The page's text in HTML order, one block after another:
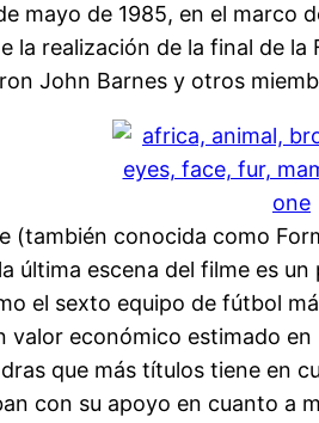
mayo de 1985, en el marco
realización de la final de
John Barnes y otros
(también conocida como
última escena del filme es
el sexto equipo de fútbol
económico estimado
que más títulos tiene
con su apoyo en cuanto a